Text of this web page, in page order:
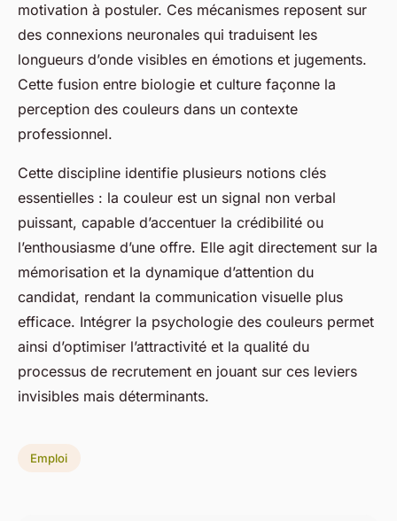
motivation à postuler. Ces mécanismes reposent sur
des connexions neuronales qui traduisent les
longueurs d’onde visibles en émotions et jugements.
Cette fusion entre biologie et culture façonne la
perception des couleurs dans un contexte
professionnel.
Cette discipline identifie plusieurs notions clés
essentielles : la couleur est un signal non verbal
puissant, capable d’accentuer la crédibilité ou
l’enthousiasme d’une offre. Elle agit directement sur la
mémorisation et la dynamique d’attention du
candidat, rendant la communication visuelle plus
efficace. Intégrer la psychologie des couleurs permet
ainsi d’optimiser l’attractivité et la qualité du
processus de recrutement en jouant sur ces leviers
invisibles mais déterminants.
Emploi